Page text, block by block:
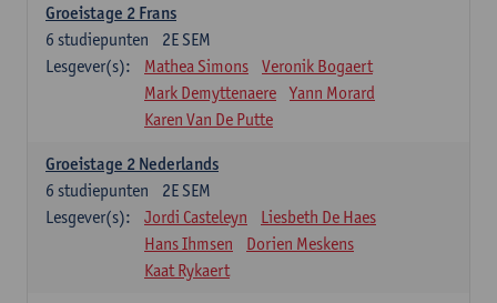
Groeistage 2 Frans
2E SEM
6 studiepunten
Lesgever(s):
Mathea Simons
Veronik Bogaert
Mark Demyttenaere
Yann Morard
Karen Van De Putte
Groeistage 2 Nederlands
2E SEM
6 studiepunten
Lesgever(s):
Jordi Casteleyn
Liesbeth De Haes
Hans Ihmsen
Dorien Meskens
Kaat Rykaert